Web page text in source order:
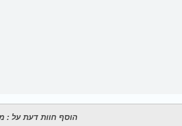
הוסף חוות דעת על :